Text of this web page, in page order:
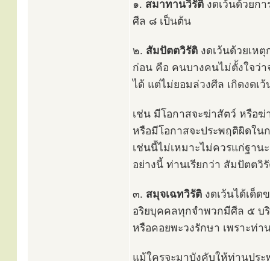
๑. สมาทานวิรัติ งดเว้นด้วยก
ศีล ๘ เป็นต้น
๒. สัมปัตตวิรัติ งดเว้นด้วยเห
ก่อน คือ คนบางคนไม่ตั้งใจว่
ได้ แต่ไม่ยอมล่วงศีล เกิดงด
เช่น มีโอกาสจะฆ่าสัตว์ หรือ
หรือมีโอกาสจะประพฤติผิดใ
เช่นนี้ไม่เหมาะไม่ควรแก่ฐาน
อย่างนี้ ท่านเรียกว่า สัมปัตตวิ
๓. สมุจเฉทวิรัติ งดเว้นได้เด็
อริยบุคคลทุกจำพวกมีศีล ๕ บ
หรือคอยพะวงรักษา เพราะท่
แม้ใครจะมาบังคับให้ท่านปร